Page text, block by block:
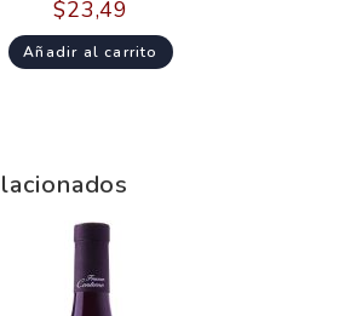
$23,49
Añadir al carrito